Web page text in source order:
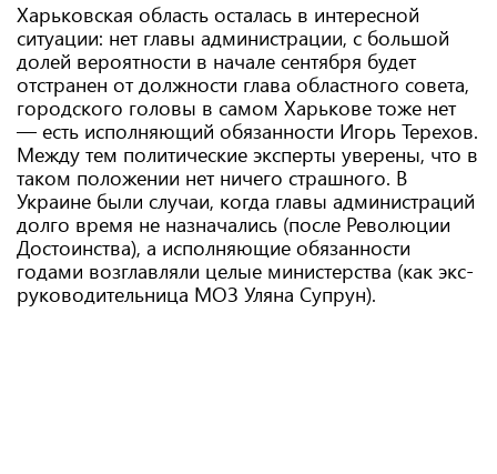
Харьковская область осталась в интересной
ситуации: нет главы администрации, с большой
долей вероятности в начале сентября будет
отстранен от должности глава областного совета,
городского головы в самом Харькове тоже нет
— есть исполняющий обязанности Игорь Терехов.
Между тем политические эксперты уверены, что в
таком положении нет ничего страшного. В
Украине были случаи, когда главы администраций
долго время не назначались (после Революции
Достоинства), а исполняющие обязанности
годами возглавляли целые министерства (как экс-
руководительница МОЗ Уляна Супрун).